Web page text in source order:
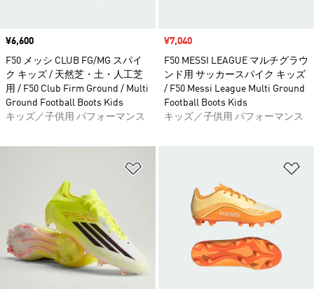
価格
¥6,600
F50 メッシ CLUB FG/MG スパイ
ク キッズ / 天然芝・土・人工芝
用 / F50 Club Firm Ground / Multi
Ground Football Boots Kids
キッズ／子供用 パフォーマンス
セール価格
¥7,040
F50 MESSI LEAGUE マルチグラウ
ンド用 サッカースパイク キッズ
/ F50 Messi League Multi Ground
Football Boots Kids
キッズ／子供用 パフォーマンス